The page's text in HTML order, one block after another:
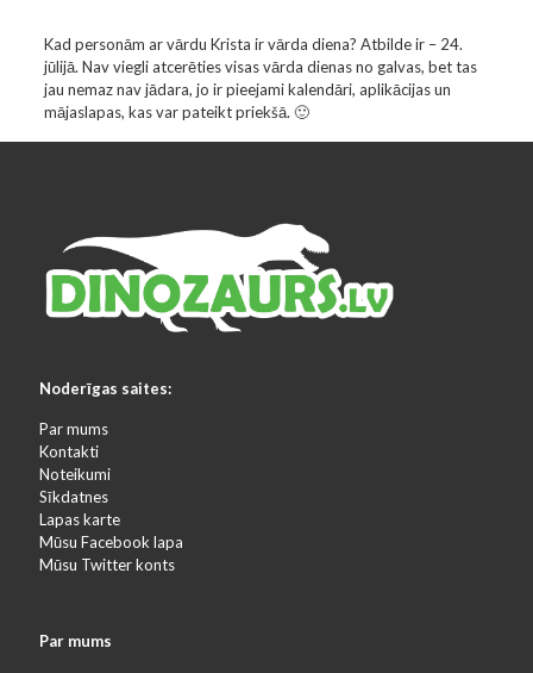
Kad personām ar vārdu Krista ir vārda diena? Atbilde ir – 24.
jūlijā. Nav viegli atcerēties visas vārda dienas no galvas, bet tas
jau nemaz nav jādara, jo ir pieejami kalendāri, aplikācijas un
mājaslapas, kas var pateikt priekšā. 🙂
Noderīgas saites:
Par mums
Kontakti
Noteikumi
Sīkdatnes
Lapas karte
Mūsu Facebook lapa
Mūsu Twitter konts
Par mums